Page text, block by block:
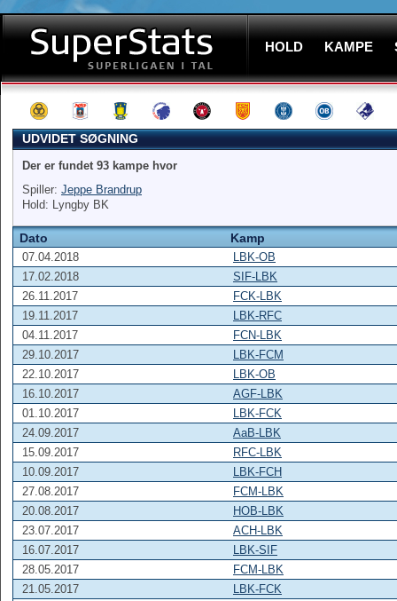
HOLD KAMPE
UDVIDET SØGNING
Der er fundet 93 kampe hvor
Spiller: Jeppe Brandrup
Hold: Lyngby BK
Dato Kamp
07.04.2018
LBK-OB
17.02.2018
SIF-LBK
26.11.2017
FCK-LBK
19.11.2017
LBK-RFC
04.11.2017
FCN-LBK
29.10.2017
LBK-FCM
22.10.2017
LBK-OB
16.10.2017
AGF-LBK
01.10.2017
LBK-FCK
24.09.2017
AaB-LBK
15.09.2017
RFC-LBK
10.09.2017
LBK-FCH
27.08.2017
FCM-LBK
20.08.2017
HOB-LBK
23.07.2017
ACH-LBK
16.07.2017
LBK-SIF
28.05.2017
FCM-LBK
21.05.2017
LBK-FCK